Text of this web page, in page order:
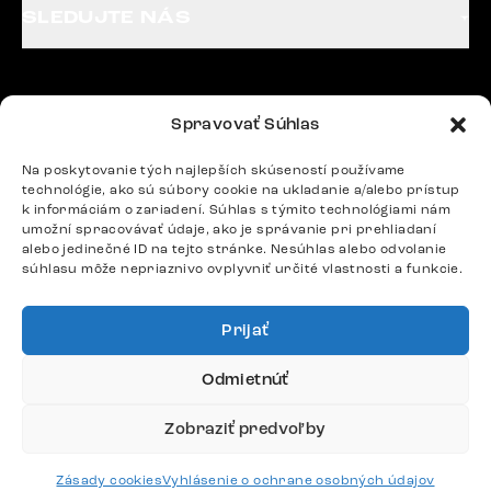
Spravovať Súhlas
Na poskytovanie tých najlepších skúseností používame
technológie, ako sú súbory cookie na ukladanie a/alebo prístup
k informáciám o zariadení. Súhlas s týmito technológiami nám
umožní spracovávať údaje, ako je správanie pri prehliadaní
alebo jedinečné ID na tejto stránke. Nesúhlas alebo odvolanie
súhlasu môže nepriaznivo ovplyvniť určité vlastnosti a funkcie.
Prijať
Odmietnúť
Zobraziť predvoľby
Zásady cookiesVyhlásenie o ochrane osobných údajov
podpora@delife-shop.sk
Odpovedáme do 24 hodín.